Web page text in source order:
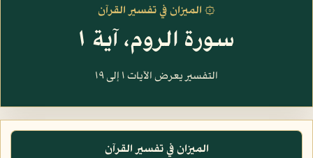
۞ الميزان في تفسير القرآن
سورة الروم، آية ١
التفسير يعرض الآيات ١ إلى ١٩
الميزان في تفسير القرآن